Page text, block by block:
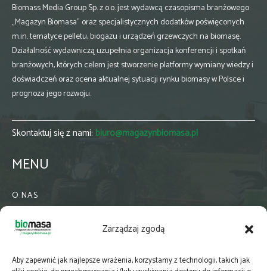
Zarządzaj zgodą
Aby zapewnić jak najlepsze wrażenia, korzystamy z technologii, takich jak
Biomass Media Group Sp. z o.o. jest wydawcą czasopisma branżowego
„Magazyn Biomasa” oraz specjalistycznych dodatków poświęconych
m.in. tematyce pelletu, biogazu i urządzeń grzewczych na biomasę.
Działalność wydawniczą uzupełnia organizacja konferencji i spotkań
branżowych, których celem jest stworzenie platformy wymiany wiedzy i
doświadczeń oraz ocena aktualnej sytuacji rynku biomasy w Polsce i
prognoza jego rozwoju.
Skontaktuj się z nami: biuro@magazynbiomasa.pl
MENU
O NAS
WSPÓŁPRACA
PRENUMERATA